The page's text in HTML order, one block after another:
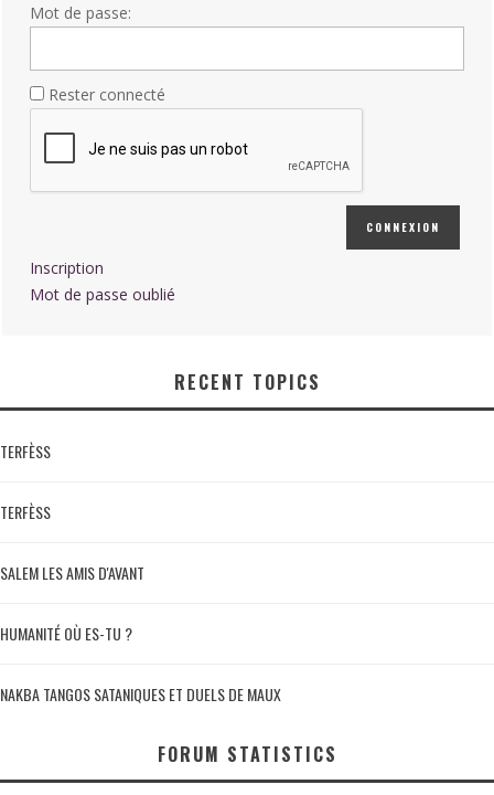
Mot de passe:
Rester connecté
CONNEXION
Inscription
Mot de passe oublié
RECENT TOPICS
TERFÈSS
TERFÈSS
SALEM LES AMIS D'AVANT
HUMANITÉ OÙ ES-TU ?
NAKBA TANGOS SATANIQUES ET DUELS DE MAUX
FORUM STATISTICS